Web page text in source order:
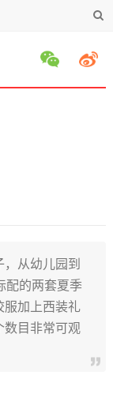
从幼儿园到
配的两套夏季
服加上西装礼
数目非常可观